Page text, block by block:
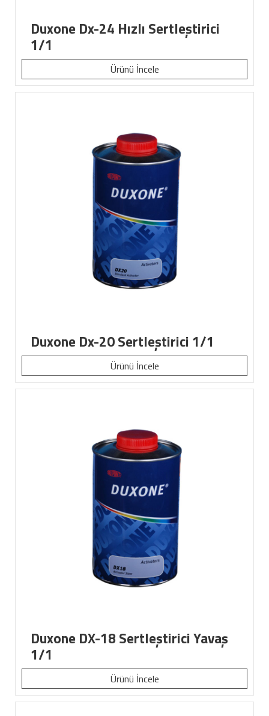
Duxone Dx-24 Hızlı Sertleştirici
1/1
Ürünü İncele
Duxone Dx-20 Sertleştirici 1/1
Ürünü İncele
Duxone DX-18 Sertleştirici Yavaş
1/1
Ürünü İncele